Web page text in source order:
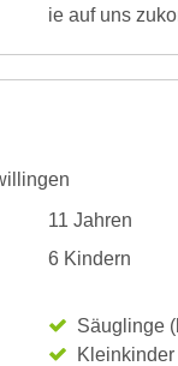
ie auf uns
11 Jahren
6 Kindern
Säuglinge